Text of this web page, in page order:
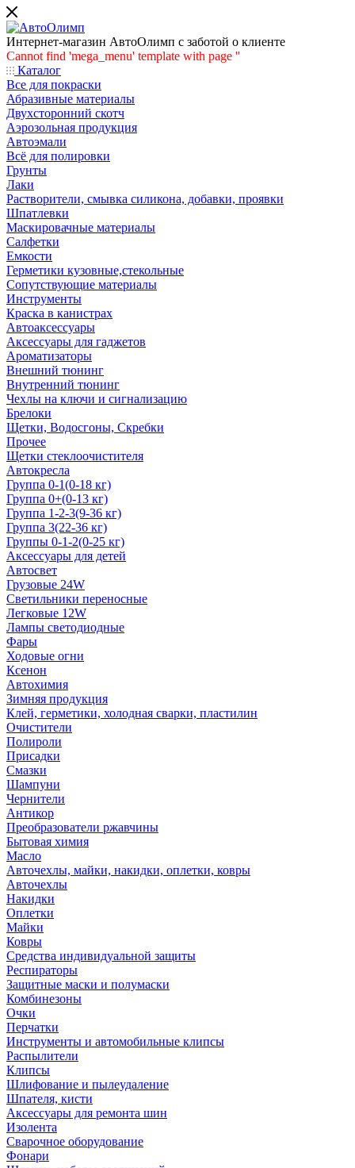
Интернет-магазин АвтоОлимп с заботой о клиенте
Cannot find 'mega_menu' template with page ''
Каталог
Все для покраски
Абразивные материалы
Двухсторонний скотч
Аэрозольная продукция
Автоэмали
Всё для полировки
Грунты
Лаки
Растворители, смывка силикона, добавки, проявки
Шпатлевки
Маскировачные материалы
Салфетки
Емкости
Герметики кузовные,стекольные
Сопутствующие материалы
Инструменты
Краска в канистрах
Автоаксессуары
Аксессуары для гаджетов
Ароматизаторы
Внешний тюнинг
Внутренний тюнинг
Чехлы на ключи и сигнализацию
Брелоки
Щетки, Водосгоны, Скребки
Прочее
Щетки стеклоочистителя
Автокресла
Группа 0-1(0-18 кг)
Группа 0+(0-13 кг)
Группа 1-2-3(9-36 кг)
Группа 3(22-36 кг)
Группы 0-1-2(0-25 кг)
Аксессуары для детей
Автосвет
Грузовые 24W
Светильники переносные
Легковые 12W
Лампы светодиодные
Фары
Ходовые огни
Ксенон
Автохимия
Зимняя продукция
Клей, герметики, холодная сварки, пластилин
Очистители
Полироли
Присадки
Смазки
Шампуни
Чернители
Антикор
Преобразователи ржавчины
Бытовая химия
Масло
Авточехлы, майки, накидки, оплетки, ковры
Авточехлы
Накидки
Оплетки
Майки
Ковры
Средства индивидуальной защиты
Респираторы
Защитные маски и полумаски
Комбинезоны
Очки
Перчатки
Инструменты и автомобильные клипсы
Распылители
Клипсы
Шлифование и пылеудаление
Шпателя, кисти
Аксессуары для ремонта шин
Изолента
Сварочное оборудование
Фонари